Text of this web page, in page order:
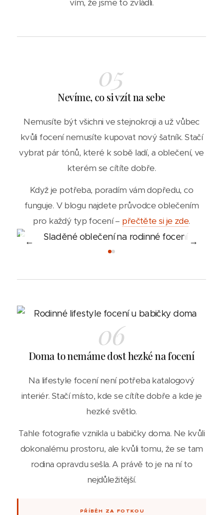
vím, že jsme to zvládli.
05
Nevíme, co si vzít na sebe
Nemusíte být všichni ve stejnokroji a už vůbec
kvůli focení nemusíte kupovat nový šatník. Stačí
vybrat pár tónů, které k sobě ladí, a oblečení, ve
kterém se cítíte dobře.
Když je potřeba, poradím vám dopředu, co
funguje. V blogu najdete průvodce oblečením
pro každý typ focení – přečtěte si je zde.
← →
06
Doma to nemáme dost hezké na focení
Na lifestyle focení není potřeba katalogový
interiér. Stačí místo, kde se cítíte dobře a kde je
hezké světlo.
Tahle fotografie vznikla u babičky doma. Ne kvůli
dokonalému prostoru, ale kvůli tomu, že se tam
rodina opravdu sešla. A právě to je na ní to
nejdůležitější.
PŘÍBĚH ZA FOTKOU